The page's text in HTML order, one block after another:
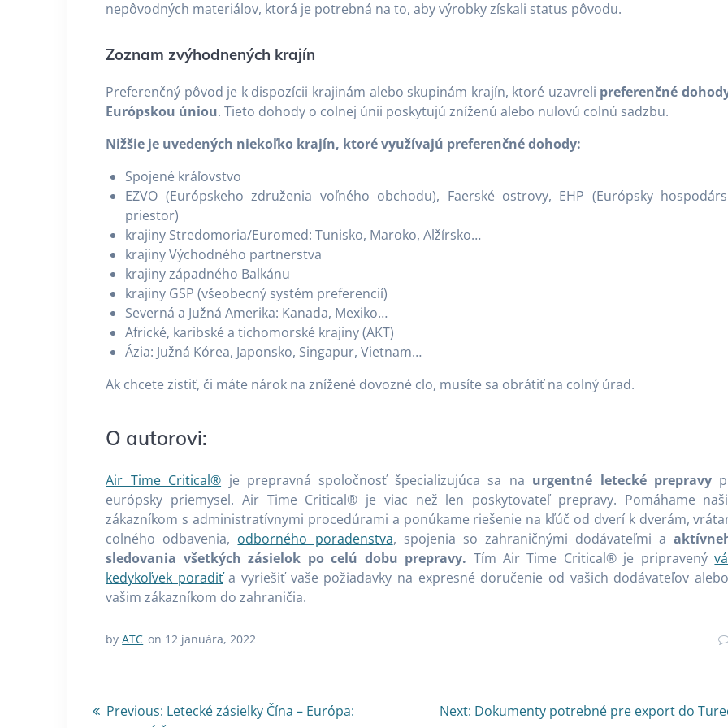
nepôvodných materiálov, ktorá je potrebná na to, aby výrobky získali status pôvodu.
Zoznam zvýhodnených krajín
Preferenčný pôvod je k dispozícii krajinám alebo skupinám krajín, ktoré uzavreli preferenčné
Európskou úniou. Tieto dohody o colnej únii poskytujú zníženú alebo nulovú colnú sadzbu.
Nižšie je uvedených niekoľko krajín, ktoré využívajú preferenčné dohody:
Spojené kráľovstvo
EZVO (Európskeho združenia voľného obchodu), Faerské ostrovy, EHP (Európsky
priestor)
krajiny Stredomoria/Euromed: Tunisko, Maroko, Alžírsko…
krajiny Východného partnerstva
krajiny západného Balkánu
krajiny GSP (všeobecný systém preferencií)
Severná a Južná Amerika: Kanada, Mexiko…
Africké, karibské a tichomorské krajiny (AKT)
Ázia: Južná Kórea, Japonsko, Singapur, Vietnam…
Ak chcete zistiť, či máte nárok na znížené dovozné clo, musíte sa obrátiť na colný úrad.
O autorovi:
Air Time Critical® je prepravná spoločnosť špecializujúca sa na urgentné letecké prepravy
európsky priemysel. Air Time Critical® je viac než len poskytovateľ prepravy. Pomáhame
zákazníkom s administratívnymi procedúrami a ponúkame riešenie na kľúč od dverí k dverám,
colného odbavenia, odborného poradenstva, spojenia so zahraničnými dodávateľmi a
sledovania všetkých zásielok po celú dobu prepravy. Tím Air Time Critical® je pripravený
kedykoľvek poradiťa vyriešiť vaše požiadavky na expresné doručenie od vašich dodávateľov
vašim zákazníkom do zahraničia.
byATC on 12 januára, 2022
Navigácia
Previous: Previous
Letecké zásielky Čína – Európa:
Next: Next
Dokumenty potrebné pre export do